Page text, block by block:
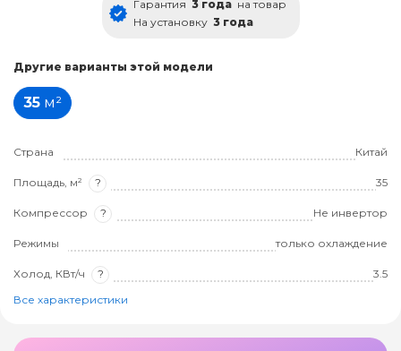
Гарантия 3 года на товар
На установку 3 года
Другие варианты этой модели
35 м²
Страна Китай
Площадь, м² ? 35
Компрессор ? Не инвертор
Режимы только охлаждение
Холод, КВт/ч ?
3.5
Все характеристики